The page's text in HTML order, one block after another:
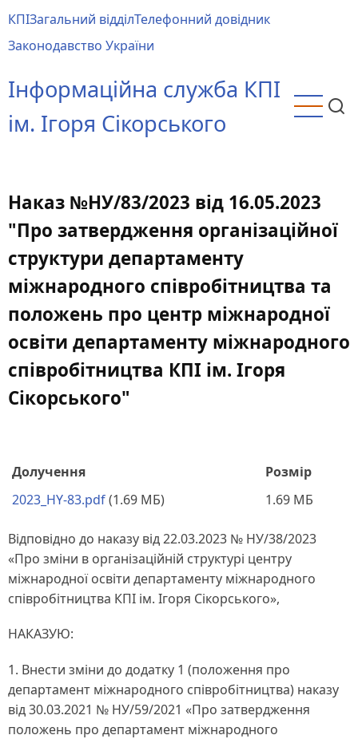
до
основного
КПІЗагальний відділТелефонний довідник
Законодавство України
Інформаційна служба КПІ
ім. Ігоря Сікорського
Наказ №НУ/83/2023 від 16.05.2023
"Про затвердження організаційної
структури департаменту
міжнародного співробітництва та
положень про центр міжнародної
освіти департаменту міжнародного
співробітництва КПІ ім. Ігоря
Сікорського"
Долучення
Розмір
2023_HY-83.pdf(1.69 МБ) 1.69 МБ
Відповідно до наказу від 22.03.2023 № НУ/38/2023
«Про зміни в організаційній структурі центру
міжнародної освіти департаменту міжнародного
співробітництва КПІ ім. Ігоря Сікорського»,
НАКАЗУЮ:
1. Внести зміни до додатку 1 (положення про
департамент міжнародного співробітництва) наказу
від 30.03.2021 № НУ/59/2021 «Про затвердження
положень про департамент міжнародного